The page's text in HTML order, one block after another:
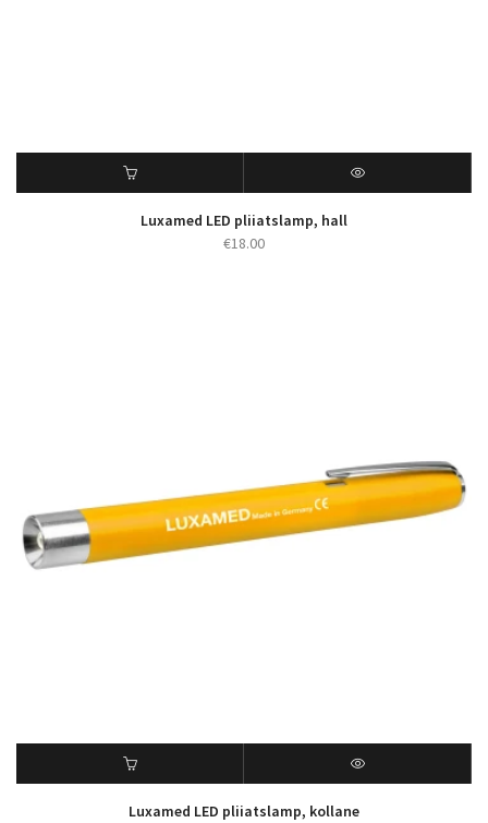
Luxamed LED pliiatslamp, hall
€18.00
Luxamed LED pliiatslamp, kollane